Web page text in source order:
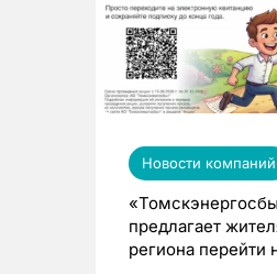
Новости компаний
предлагает
региона перейти